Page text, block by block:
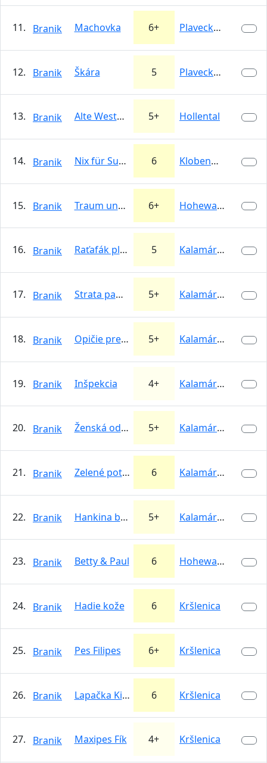
11. Branik Machovka 6+ Plavecký hrad -…
12. Branik Škára 5 Plavecký hrad -…
13. Branik Alte Westwand 5+ Hollental
14. Branik Nix für Suderer 6 Klobenwand
15. Branik Traum und Wirklichkeit 6+ Hohewand
16. Branik Raťafák plachta 5 Kalamárka
17. Branik Strata pamäti 5+ Kalamárka
18. Branik Opičie previsy 5+ Kalamárka
19. Branik Inšpekcia 4+ Kalamárka
20. Branik Ženská odvaha 5+ Kalamárka
21. Branik Zelené potešenie 6 Kalamárka
22. Branik Hankina bruškom 5+ Kalamárka
23. Branik Betty & Paul 6 Hohewand
24. Branik Hadie kože 6 Kršlenica
25. Branik Pes Filipes 6+ Kršlenica
26. Branik Lapačka Kira 6 Kršlenica
27. Branik Maxipes Fík 4+ Kršlenica